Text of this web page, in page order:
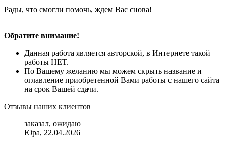
Рады, что смогли помочь, ждем Вас снова!
Обратите внимание!
Данная работа является авторской, в Интернете такой
работы НЕТ.
По Вашему желанию мы можем скрыть название и
оглавление приобретенной Вами работы с нашего сайта
на срок Вашей сдачи.
Отзывы наших клиентов
заказал, ожидаю
Юра, 22.04.2026